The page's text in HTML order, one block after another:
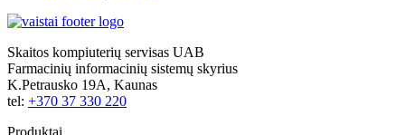
Skaitos kompiuterių servisas UAB
Farmacinių informacinių sistemų skyrius
K.Petrausko 19A, Kaunas
tel: +370 37 330 220